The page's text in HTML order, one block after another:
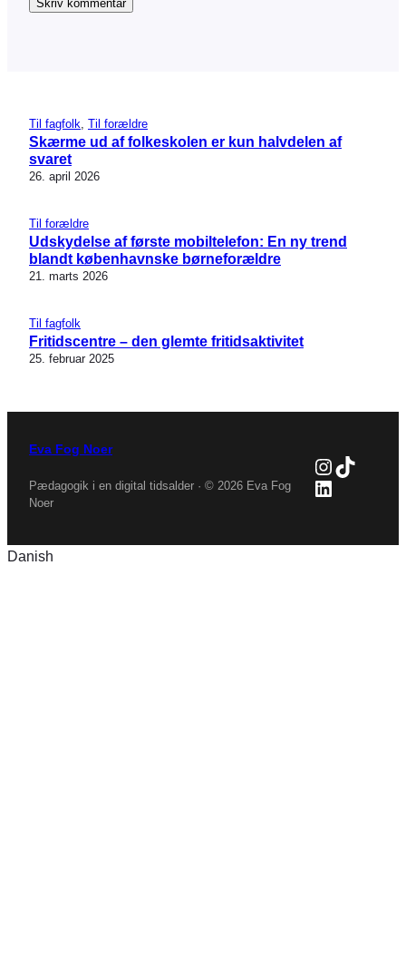
Til fagfolk Til forældre
Skærme ud af folkeskolen er kun halvdelen af
svaret
26. april 2026
Til forældre
Udskydelse af første mobiltelefon: En ny trend
blandt københavnske børneforældre
21. marts 2026
Til fagfolk
Fritidscentre – den glemte fritidsaktivitet
25. februar 2025
Eva Fog Noer
Pædagogik i en digital tidsalder · © 2026 Eva Fog
Noer
TikTok
LinkedIn
Danish